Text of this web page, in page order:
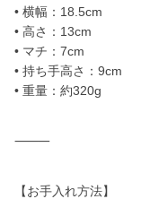
• 横幅：18.5cm
• 高さ：13cm
• マチ：7cm
• 持ち手高さ：9cm
• 重量：約320g
⸻
【お手入れ方法】